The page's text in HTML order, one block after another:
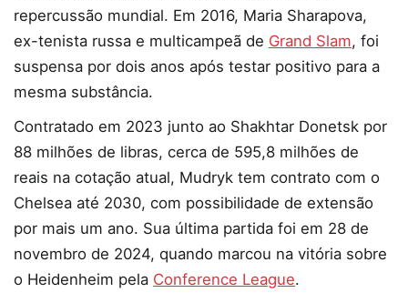
repercussão mundial. Em 2016, Maria Sharapova,
ex-tenista russa e multicampeã de Grand Slam, foi
suspensa por dois anos após testar positivo para a
mesma substância.
Contratado em 2023 junto ao Shakhtar Donetsk por
88 milhões de libras, cerca de 595,8 milhões de
reais na cotação atual, Mudryk tem contrato com o
Chelsea até 2030, com possibilidade de extensão
por mais um ano. Sua última partida foi em 28 de
novembro de 2024, quando marcou na vitória sobre
o Heidenheim pela Conference League.